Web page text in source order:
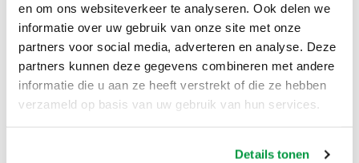
en om ons websiteverkeer te analyseren. Ook delen we
informatie over uw gebruik van onze site met onze
partners voor social media, adverteren en analyse. Deze
partners kunnen deze gegevens combineren met andere
informatie die u aan ze heeft verstrekt of die ze hebben
verzameld op basis van uw gebruik van hun services.
Details tonen
Het is mogelijk om dit product te huren en zelf op
te halen. Het is ook mogelijk om dit product te
huren en tegen een meerprijs te laten bezorgen.
Niet alleen in Zwolle in de verhuur, maar ook in
Hattem, Hasselt, Dalfsen, Kampen, Wijhe,
Nieuwleusen, Dronten, Giethoorn, Wapenveld,
Oldebroek, Ommen, Meppel, Steenwijk, 't Harde,
Dedemsvaart, Heino, Raalte, Lemelerveld,